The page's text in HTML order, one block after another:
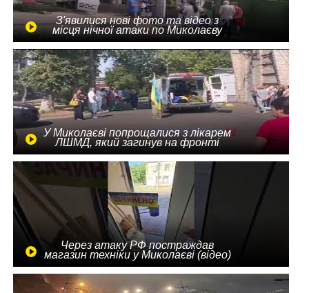
З'явилися нові фото та відео з
місця нічної атаки по Миколаєву
У Миколаєві попрощалися з лікарем
ЛШМД, який загинув на фронті
Через атаку РФ постраждав
магазин техніки у Миколаєві (відео)